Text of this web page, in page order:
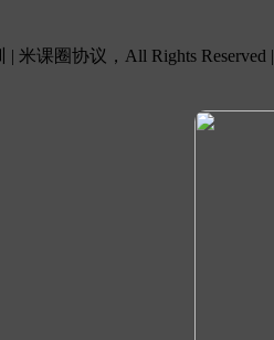
米课圈协议，All Rights Reserved |